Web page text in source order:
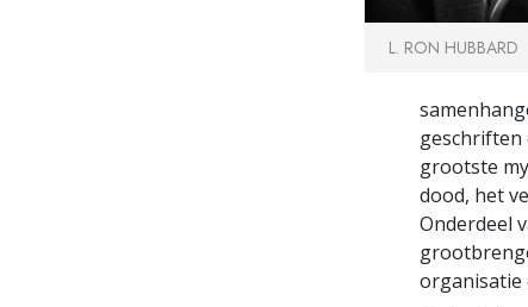
L. RON HUBBARD
geschriften
grootste
dood, het
Onderdeel
organisatie